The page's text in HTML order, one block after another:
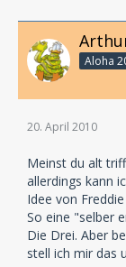
Aloha
20. April 2010
Meinst du alt
allerdings kann
Idee von
So eine "selber
Die Drei. Aber
stell ich mir das